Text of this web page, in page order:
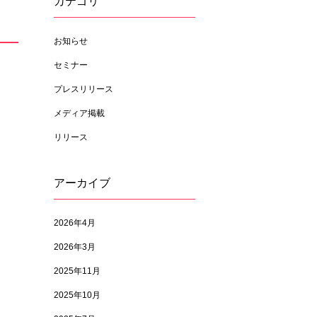
お知らせ
セミナー
プレスリリース
メディア掲載
リリース
アーカイブ
2026年4月
2026年3月
2025年11月
2025年10月